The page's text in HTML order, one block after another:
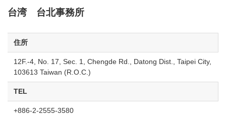
台湾 台北事務所
住所
12F.-4, No. 17, Sec. 1, Chengde Rd., Datong Dist., Taipei City,
103613 Taiwan (R.O.C.)
TEL
+886-2-2555-3580